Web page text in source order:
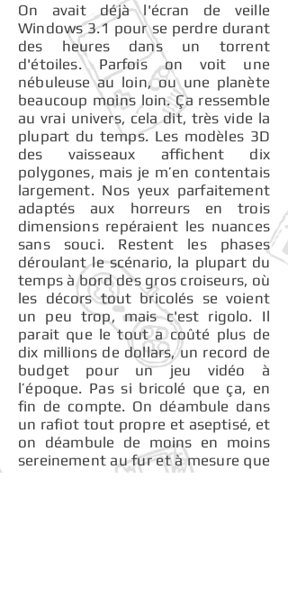
On avait déjà l'écran de veille
Windows 3.1 pour se perdre durant
des heures dans un torrent
d'étoiles. Parfois on voit une
nébuleuse au loin, ou une planète
beaucoup moins loin. Ça ressemble
au vrai univers, cela dit, très vide la
plupart du temps. Les modèles 3D
des vaisseaux affichent dix
polygones, mais je m’en contentais
largement. Nos yeux parfaitement
adaptés aux horreurs en trois
dimensions repéraient les nuances
sans souci. Restent les phases
déroulant le scénario, la plupart du
temps à bord des gros croiseurs, où
les décors tout bricolés se voient
un peu trop, mais c'est rigolo. Il
parait que le tout a coûté plus de
dix millions de dollars, un record de
budget pour un jeu vidéo à
l’époque. Pas si bricolé que ça, en
fin de compte. On déambule dans
un rafiot tout propre et aseptisé, et
on déambule de moins en moins
sereinement au fur et à mesure que
l'histoire avance. Je n'ai plus des